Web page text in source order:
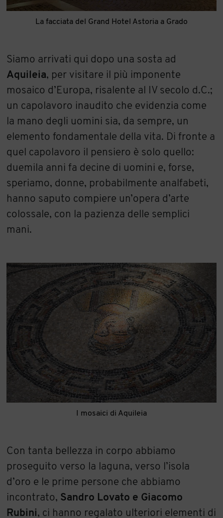
La facciata del Grand Hotel Astoria a Grado
Siamo arrivati qui dopo una sosta ad
Aquileia, per visitare il più imponente
mosaico d’Europa, risalente al IV secolo d.C.;
un capolavoro inaudito che evidenzia come
la mano degli uomini sia, da sempre, un
elemento fondamentale della vita. Di fronte a
quel capolavoro il pensiero è solo quello:
duemila anni fa decine di uomini e, forse,
speriamo, donne, probabilmente analfabeti,
hanno saputo compiere un’opera d’arte
colossale, con la pazienza delle semplici
mani.
I mosaici di Aquileia
Con tanta bellezza in corpo abbiamo
proseguito verso la laguna, verso l’isola
d’oro e le prime persone che abbiamo
incontrato, Sandro Lovato e Giacomo
Rubini, ci hanno regalato ulteriori elementi di